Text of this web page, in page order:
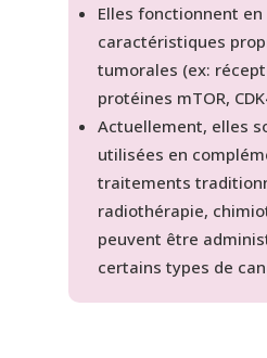
Elles fonctionnent
caractéristiques
tumorales (ex:
protéines mTOR,
Actuellement, elles
utilisées en
traitements
radiothérapie,
peuvent être
certains types de